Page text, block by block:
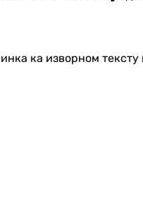
ка изворном тексту